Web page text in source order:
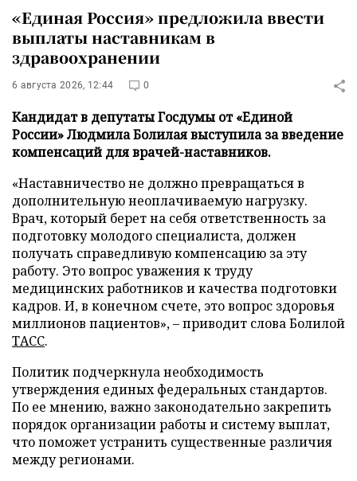
«Единая Россия» предложила ввести
выплаты наставникам в
здравоохранении
6 августа 2026, 12:44 0
Кандидат в депутаты Госдумы от «Единой
России» Людмила Болилая выступила за введение
компенсаций для врачей-наставников.
«Наставничество не должно превращаться в
дополнительную неоплачиваемую нагрузку.
Врач, который берет на себя ответственность за
подготовку молодого специалиста, должен
получать справедливую компенсацию за эту
работу. Это вопрос уважения к труду
медицинских работников и качества подготовки
кадров. И, в конечном счете, это вопрос здоровья
миллионов пациентов», – приводит слова Болилой
ТАСС.
Политик подчеркнула необходимость
утверждения единых федеральных стандартов.
По ее мнению, важно законодательно закрепить
порядок организации работы и систему выплат,
что поможет устранить существенные различия
между регионами.